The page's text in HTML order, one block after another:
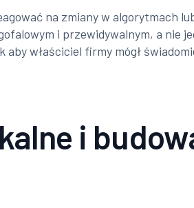
na zmiany w algorytmach
i przewidywalnym, a nie
właściciel firmy mógł
i